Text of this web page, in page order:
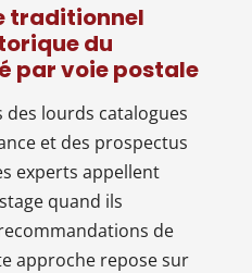
traditionnel
du
par voie postale
des lourds catalogues
et des prospectus
experts appellent
quand ils
de
approche repose sur